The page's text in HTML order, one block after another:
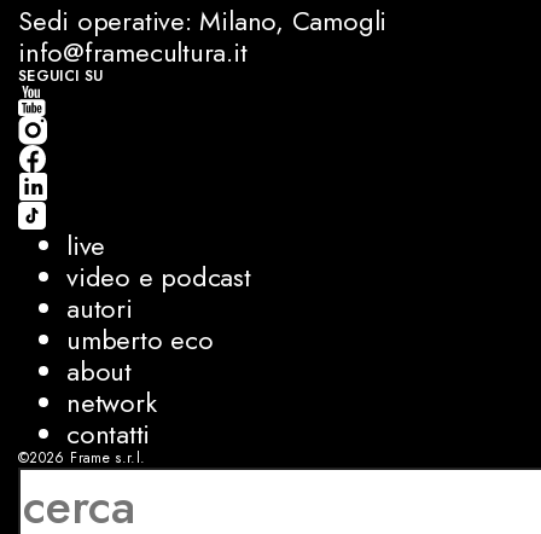
Sedi operative: Milano, Camogli
info@framecultura.it
SEGUICI SU
live
video e podcast
autori
umberto eco
about
network
contatti
©2026 Frame s.r.l.
P.IVA 08927250962
sviluppo:Luca Bunino